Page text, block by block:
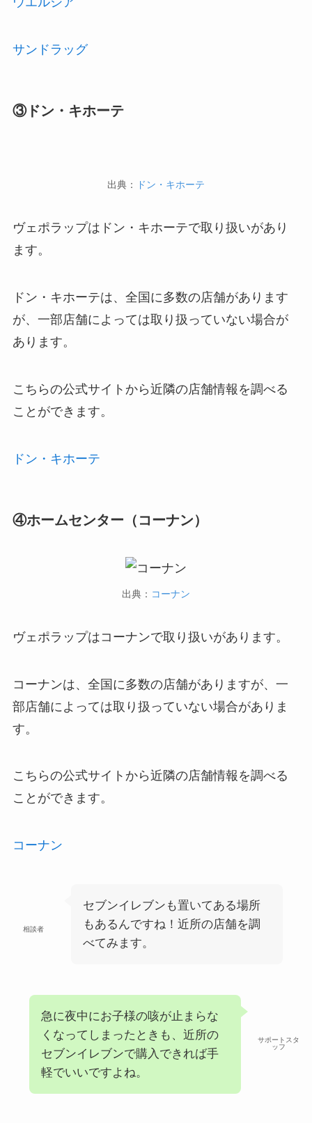
サンドラッグ
③ドン・キホーテ
出典： ドン・キホーテ
ヴェポラップはドン・キホーテで取り扱いがあり
ます。
ドン・キホーテは、全国に多数の店舗があります
が、一部店舗によっては取り扱っていない場合が
あります。
こちらの公式サイトから近隣の店舗情報を調べる
ことができます。
ドン・キホーテ
④ホームセンター（コーナン）
出典： コーナン
ヴェポラップはコーナンで取り扱いがあります。
コーナンは、全国に多数の店舗がありますが、一
部店舗によっては取り扱っていない場合がありま
す。
こちらの公式サイトから近隣の店舗情報を調べる
ことができます。
コーナン
相談者
セブンイレブンも置いてある場所
もあるんですね！近所の店舗を調
べてみます。
サポートスタ
ッフ
急に夜中にお子様の咳が止まらな
くなってしまったときも、近所の
セブンイレブンで購入できれば手
軽でいいですよね。